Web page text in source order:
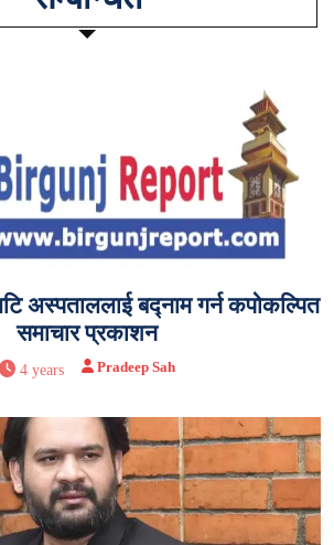
अस्पताललाई बद्नाम गर्न कपोकल्पित
समाचार प्रकाशन
4 years Pradeep Sah